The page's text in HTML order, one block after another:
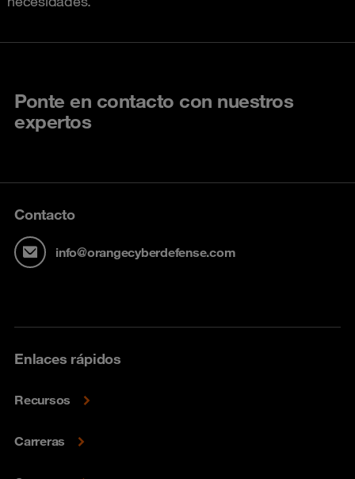
Ponte en contacto con nuestros
expertos
Contacto
info@orangecyberdefense.com
Enlaces rápidos
Recursos
Carreras